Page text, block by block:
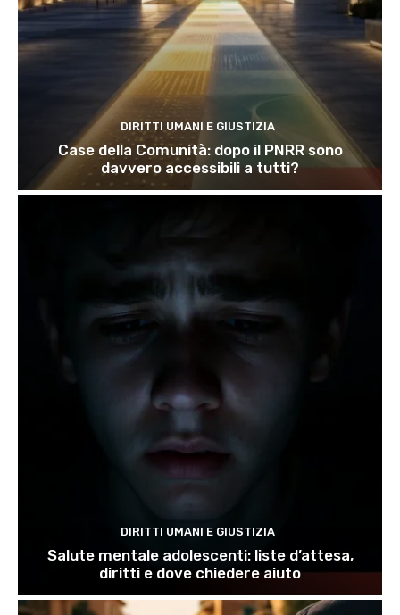
DIRITTI UMANI E GIUSTIZIA
Case della Comunità: dopo il PNRR sono
davvero accessibili a tutti?
DIRITTI UMANI E GIUSTIZIA
Salute mentale adolescenti: liste d’attesa,
diritti e dove chiedere aiuto